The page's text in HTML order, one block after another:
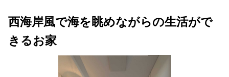
西海岸風で海を眺めながらの生活がで
きるお家